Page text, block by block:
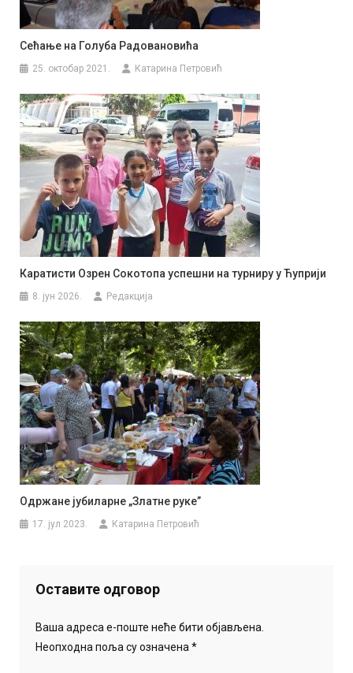
Сећање на Голуба Радовановића
25. октобар 2021. Катарина Петровић
Каратисти Озрен Сокотопа успешни на турниру у Ћуприји
8. јун 2026. Редакција
Одржане јубиларне „Златне руке”
17. јул 2023. Катарина Петровић
Оставите одговор
Ваша адреса е-поште неће бити објављена.
Неопходна поља су означена*